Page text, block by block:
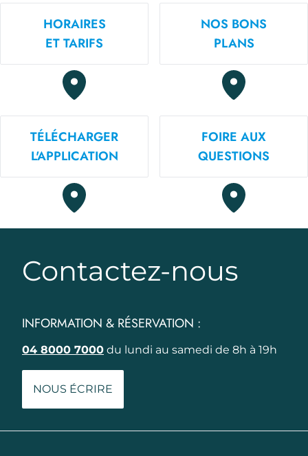
HORAIRES
ET TARIFS
NOS BONS
PLANS
TÉLÉCHARGER
L'APPLICATION
FOIRE AUX
QUESTIONS
Contactez-nous
INFORMATION & RÉSERVATION :
04 8000 7000 du lundi au samedi de 8h à 19h
NOUS ÉCRIRE